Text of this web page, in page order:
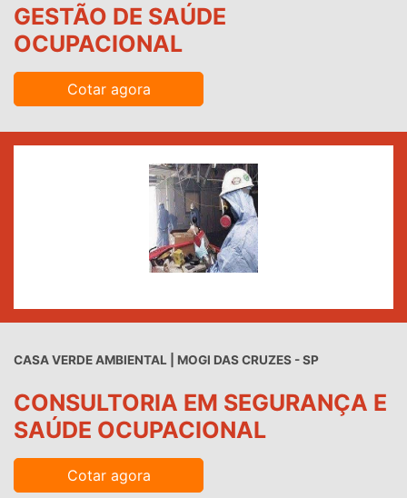
GESTÃO DE SAÚDE
OCUPACIONAL
Cotar agora
CASA VERDE AMBIENTAL | MOGI DAS CRUZES - SP
CONSULTORIA EM SEGURANÇA E
SAÚDE OCUPACIONAL
Cotar agora